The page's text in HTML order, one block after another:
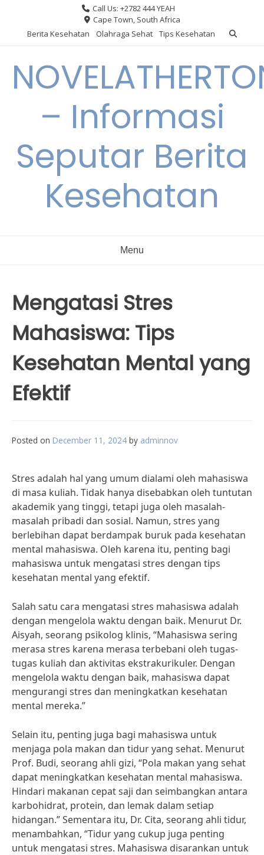
content
Call Us: +2782 444 YEAH
Cape Town, South Africa
Berita Kesehatan
Olahraga Sehat Tips Kesehatan
– Informasi
Seputar Berita
Kesehatan
Menu
Mengatasi Stres
Mahasiswa: Tips
Kesehatan Mental yang
Efektif
Posted on December 11, 2024 by adminnov
Stres adalah hal yang umum dialami oleh mahasiswa
di masa kuliah. Tidak hanya disebabkan oleh tuntutan
akademik yang tinggi, tetapi juga oleh masalah-
masalah pribadi dan sosial. Namun, stres yang
berlebihan dapat berdampak buruk pada kesehatan
mental mahasiswa. Oleh karena itu, penting bagi
mahasiswa untuk mengatasi stres dengan tips
kesehatan mental yang efektif.
Salah satu cara mengatasi stres mahasiswa adalah
dengan mengelola waktu dengan baik. Menurut Dr.
Aisyah, seorang psikolog klinis, “Mahasiswa sering
merasa stres karena merasa terbebani oleh tugas-
tugas kuliah dan aktivitas ekstrakurikuler. Dengan
mengelola waktu dengan baik, mahasiswa dapat
mengurangi stres dan meningkatkan kesehatan
mental mereka.”
Selain itu, penting juga bagi mahasiswa untuk
menjaga pola makan dan tidur yang sehat. Menurut
Prof. Budi, seorang ahli gizi, “Pola makan yang sehat
dapat meningkatkan kesehatan mental mahasiswa.
Hindari makanan cepat saji dan seimbangkan antara
karbohidrat, protein, dan lemak dalam setiap
hidangan.” Sementara itu, Dr. Cita, seorang ahli tidur,
menambahkan, “Tidur yang cukup juga penting
untuk mengatasi stres. Mahasiswa disarankan untuk